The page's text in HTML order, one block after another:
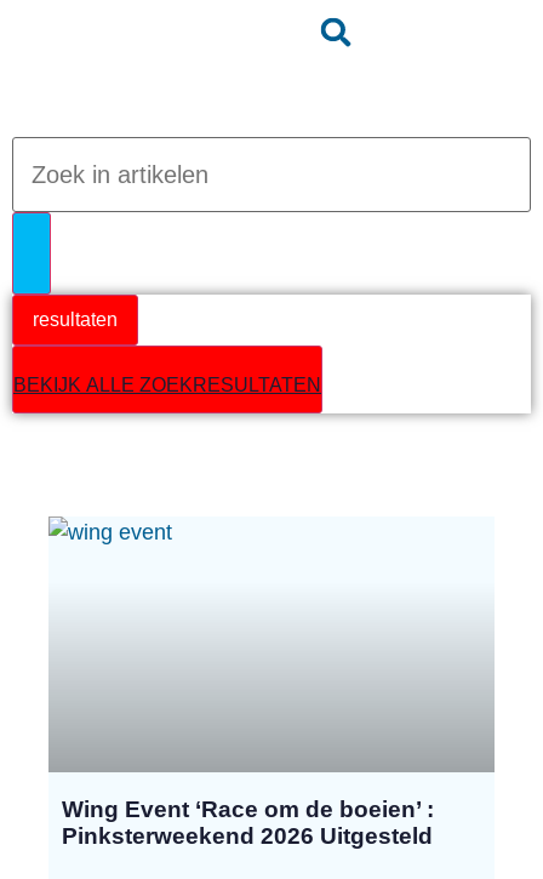
resultaten
BEKIJK ALLE ZOEKRESULTATEN
Wing Event ‘Race om de boeien’ :
Pinksterweekend 2026 Uitgesteld